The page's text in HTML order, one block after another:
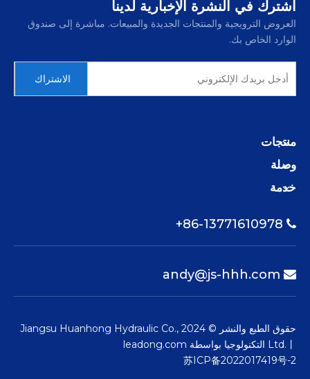
اشترك في النشرة الإخبارية لدينا
العروض الترويجية والمنتجات الجديدة والمبيعات. مباشرة إلى صندوق
الوارد الخاص بك.
الاشتراك
منتجات
وصلة
خدمة


حقوق الطبع والنشر © 2024 Jiangsu Huanhong Hydraulic Co.,
Ltd.丨 التكنولوجيا بواسطة
leadong.com
苏ICP备2022017419号-2